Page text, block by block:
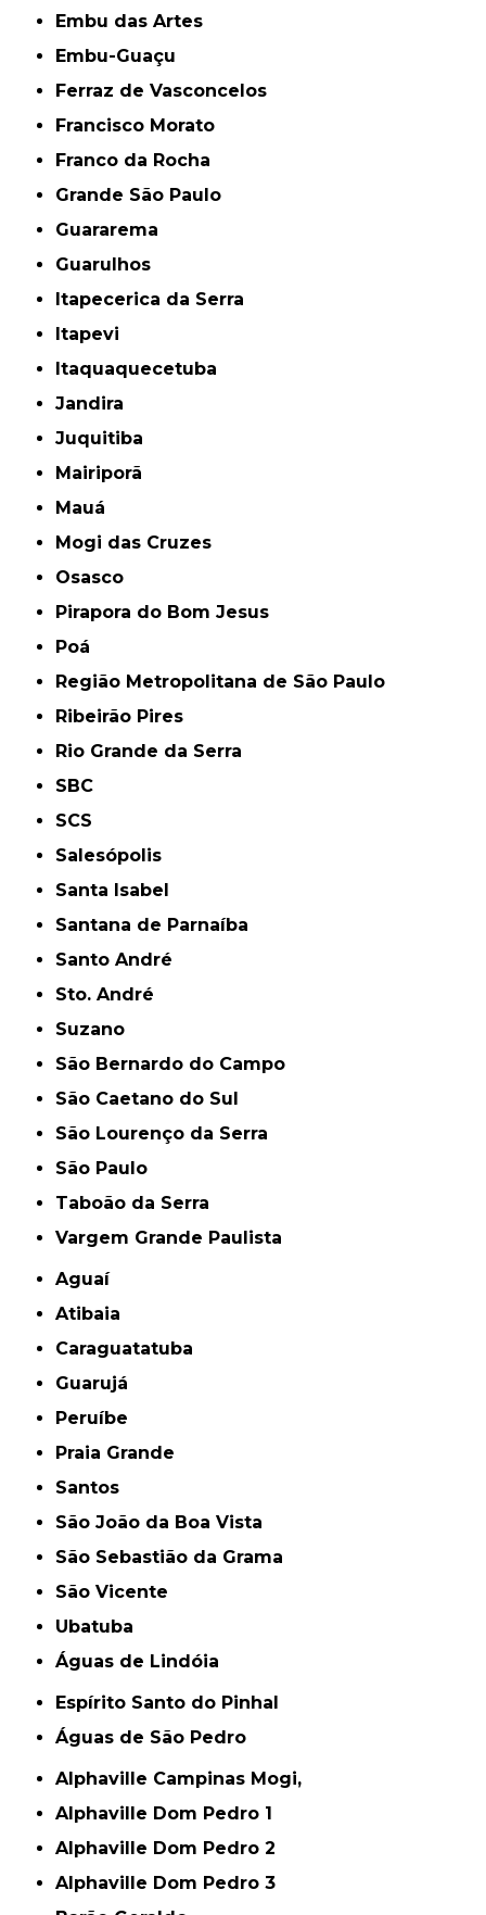
Embu das Artes
Embu-Guaçu
Ferraz de Vasconcelos
Francisco Morato
Franco da Rocha
Grande São Paulo
Guararema
Guarulhos
Itapecerica da Serra
Itapevi
Itaquaquecetuba
Jandira
Juquitiba
Mairiporã
Mauá
Mogi das Cruzes
Osasco
Pirapora do Bom Jesus
Poá
Região Metropolitana de São Paulo
Ribeirão Pires
Rio Grande da Serra
SBC
SCS
Salesópolis
Santa Isabel
Santana de Parnaíba
Santo André
Sto. André
Suzano
São Bernardo do Campo
São Caetano do Sul
São Lourenço da Serra
São Paulo
Taboão da Serra
Vargem Grande Paulista
Aguaí
Atibaia
Caraguatatuba
Guarujá
Peruíbe
Praia Grande
Santos
São João da Boa Vista
São Sebastião da Grama
São Vicente
Ubatuba
Águas de Lindóia
Espírito Santo do Pinhal
Águas de São Pedro
Alphaville Campinas Mogi,
Alphaville Dom Pedro 1
Alphaville Dom Pedro 2
Alphaville Dom Pedro 3